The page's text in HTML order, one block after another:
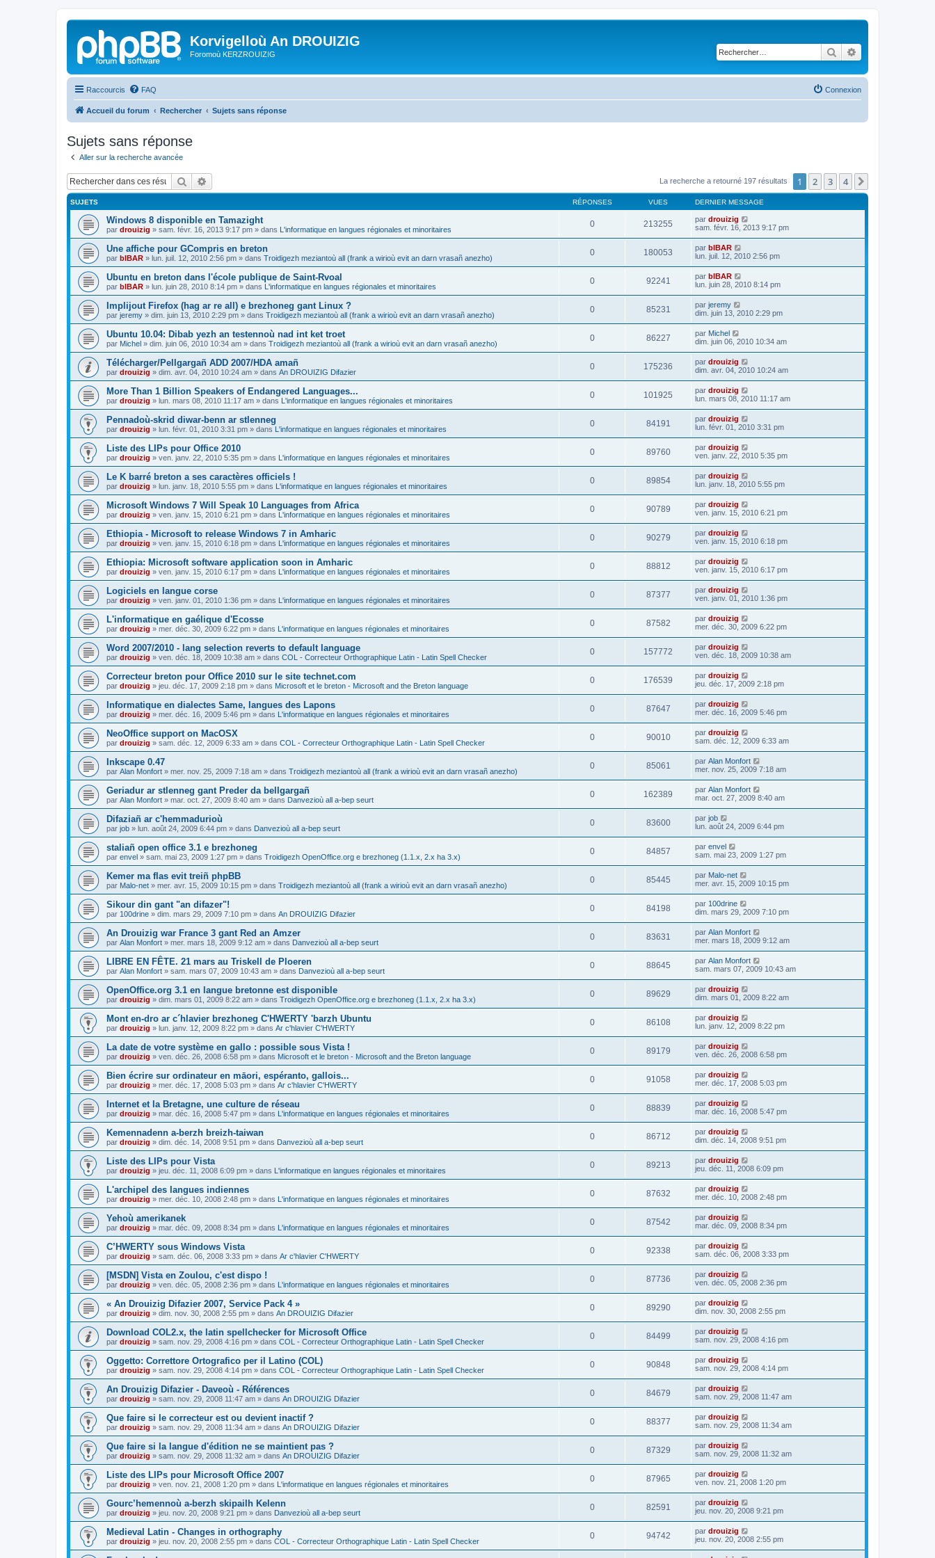
Korvigelloù An DROUIZIG
Foromoù KERZROUIZIG Rechercher
Raccourcis FAQ Connexion
Accueil du forum Rechercher Sujets sans réponse
Sujets sans réponse
Aller sur la recherche avancée
Rechercher La recherche a retourné 197 résultats 1 2 3 4
SUJETS RÉPONSES VUES DERNIER MESSAGE
Windows 8 disponible en Tamazight
par drouizig » sam. févr. 16, 2013 9:17 pm » dans L'informatique en langues régionales et minoritaires
0 213255 par drouizig
sam. févr. 16, 2013 9:17 pm
Une affiche pour GCompris en breton
par bIBAR » lun. juil. 12, 2010 2:56 pm » dans Troidigezh meziantoù all (frank a wirioù evit an darn vrasañ anezho)
0 180053 par bIBAR
lun. juil. 12, 2010 2:56 pm
Ubuntu en breton dans l'école publique de Saint-Rvoal
par bIBAR » lun. juin 28, 2010 8:14 pm » dans L'informatique en langues régionales et minoritaires
0 92241 par bIBAR
lun. juin 28, 2010 8:14 pm
Implijout Firefox (hag ar re all) e brezhoneg gant Linux ?
par jeremy » dim. juin 13, 2010 2:29 pm » dans Troidigezh meziantoù all (frank a wirioù evit an darn vrasañ anezho)
0 85231 par jeremy
dim. juin 13, 2010 2:29 pm
Ubuntu 10.04: Dibab yezh an testennoù nad int ket troet
par Michel » dim. juin 06, 2010 10:34 am » dans Troidigezh meziantoù all (frank a wirioù evit an darn vrasañ anezho)
0 86227 par Michel
dim. juin 06, 2010 10:34 am
Télécharger/Pellgargañ ADD 2007/HDA amañ
par drouizig » dim. avr. 04, 2010 10:24 am » dans An DROUIZIG Difazier
0 175236 par drouizig
dim. avr. 04, 2010 10:24 am
More Than 1 Billion Speakers of Endangered Languages...
par drouizig » lun. mars 08, 2010 11:17 am » dans L'informatique en langues régionales et minoritaires
0 101925 par drouizig
lun. mars 08, 2010 11:17 am
Pennadoù-skrid diwar-benn ar stlenneg
par drouizig » lun. févr. 01, 2010 3:31 pm » dans L'informatique en langues régionales et minoritaires
0 84191 par drouizig
lun. févr. 01, 2010 3:31 pm
Liste des LIPs pour Office 2010
par drouizig » ven. janv. 22, 2010 5:35 pm » dans L'informatique en langues régionales et minoritaires
0 89760 par drouizig
ven. janv. 22, 2010 5:35 pm
Le K barré breton a ses caractères officiels !
par drouizig » lun. janv. 18, 2010 5:55 pm » dans L'informatique en langues régionales et minoritaires
0 89854 par drouizig
lun. janv. 18, 2010 5:55 pm
Microsoft Windows 7 Will Speak 10 Languages from Africa
par drouizig » ven. janv. 15, 2010 6:21 pm » dans L'informatique en langues régionales et minoritaires
0 90789 par drouizig
ven. janv. 15, 2010 6:21 pm
Ethiopia - Microsoft to release Windows 7 in Amharic
par drouizig » ven. janv. 15, 2010 6:18 pm » dans L'informatique en langues régionales et minoritaires
0 90279 par drouizig
ven. janv. 15, 2010 6:18 pm
Ethiopia: Microsoft software application soon in Amharic
par drouizig » ven. janv. 15, 2010 6:17 pm » dans L'informatique en langues régionales et minoritaires
0 88812 par drouizig
ven. janv. 15, 2010 6:17 pm
Logiciels en langue corse
par drouizig » ven. janv. 01, 2010 1:36 pm » dans L'informatique en langues régionales et minoritaires
0 87377 par drouizig
ven. janv. 01, 2010 1:36 pm
L'informatique en gaélique d'Ecosse
par drouizig » mer. déc. 30, 2009 6:22 pm » dans L'informatique en langues régionales et minoritaires
0 87582 par drouizig
mer. déc. 30, 2009 6:22 pm
Word 2007/2010 - lang selection reverts to default language
par drouizig » ven. déc. 18, 2009 10:38 am » dans COL - Correcteur Orthographique Latin - Latin Spell Checker
0 157772 par drouizig
ven. déc. 18, 2009 10:38 am
Correcteur breton pour Office 2010 sur le site technet.com
par drouizig » jeu. déc. 17, 2009 2:18 pm » dans Microsoft et le breton - Microsoft and the Breton language
0 176539 par drouizig
jeu. déc. 17, 2009 2:18 pm
Informatique en dialectes Same, langues des Lapons
par drouizig » mer. déc. 16, 2009 5:46 pm » dans L'informatique en langues régionales et minoritaires
0 87647 par drouizig
mer. déc. 16, 2009 5:46 pm
NeoOffice support on MacOSX
par drouizig » sam. déc. 12, 2009 6:33 am » dans COL - Correcteur Orthographique Latin - Latin Spell Checker
0 90010 par drouizig
sam. déc. 12, 2009 6:33 am
Inkscape 0.47
par Alan Monfort » mer. nov. 25, 2009 7:18 am » dans Troidigezh meziantoù all (frank a wirioù evit an darn vrasañ anezho)
0 85061 par Alan Monfort
mer. nov. 25, 2009 7:18 am
Geriadur ar stlenneg gant Preder da bellgargañ
par Alan Monfort » mar. oct. 27, 2009 8:40 am » dans Danvezioù all a-bep seurt
0 162389 par Alan Monfort
mar. oct. 27, 2009 8:40 am
Difaziañ ar c'hemmadurioù
par job » lun. août 24, 2009 6:44 pm » dans Danvezioù all a-bep seurt
0 83600 par job
lun. août 24, 2009 6:44 pm
staliañ open office 3.1 e brezhoneg
par envel » sam. mai 23, 2009 1:27 pm » dans Troidigezh OpenOffice.org e brezhoneg (1.1.x, 2.x ha 3.x)
0 84857 par envel
sam. mai 23, 2009 1:27 pm
Kemer ma flas evit treiñ phpBB
par Malo-net » mer. avr. 15, 2009 10:15 pm » dans Troidigezh meziantoù all (frank a wirioù evit an darn vrasañ anezho)
0 85445 par Malo-net
mer. avr. 15, 2009 10:15 pm
Sikour din gant "an difazer"!
par 100drine » dim. mars 29, 2009 7:10 pm » dans An DROUIZIG Difazier
0 84198 par 100drine
dim. mars 29, 2009 7:10 pm
An Drouizig war France 3 gant Red an Amzer
par Alan Monfort » mer. mars 18, 2009 9:12 am » dans Danvezioù all a-bep seurt
0 83631 par Alan Monfort
mer. mars 18, 2009 9:12 am
LIBRE EN FÊTE. 21 mars au Triskell de Ploeren
par Alan Monfort » sam. mars 07, 2009 10:43 am » dans Danvezioù all a-bep seurt
0 88645 par Alan Monfort
sam. mars 07, 2009 10:43 am
OpenOffice.org 3.1 en langue bretonne est disponible
par drouizig » dim. mars 01, 2009 8:22 am » dans Troidigezh OpenOffice.org e brezhoneg (1.1.x, 2.x ha 3.x)
0 89629 par drouizig
dim. mars 01, 2009 8:22 am
Mont en-dro ar c´hlavier brezhoneg C'HWERTY 'barzh Ubuntu
par drouizig » lun. janv. 12, 2009 8:22 pm » dans Ar c'hlavier C'HWERTY
0 86108 par drouizig
lun. janv. 12, 2009 8:22 pm
La date de votre système en gallo : possible sous Vista !
par drouizig » ven. déc. 26, 2008 6:58 pm » dans Microsoft et le breton - Microsoft and the Breton language
0 89179 par drouizig
ven. déc. 26, 2008 6:58 pm
Bien écrire sur ordinateur en māori, espéranto, gallois...
par drouizig » mer. déc. 17, 2008 5:03 pm » dans Ar c'hlavier C'HWERTY
0 91058 par drouizig
mer. déc. 17, 2008 5:03 pm
Internet et la Bretagne, une culture de réseau
par drouizig » mar. déc. 16, 2008 5:47 pm » dans L'informatique en langues régionales et minoritaires
0 88839 par drouizig
mar. déc. 16, 2008 5:47 pm
Kemennadenn a-berzh breizh-taiwan
par drouizig » dim. déc. 14, 2008 9:51 pm » dans Danvezioù all a-bep seurt
0 86712 par drouizig
dim. déc. 14, 2008 9:51 pm
Liste des LIPs pour Vista
par drouizig » jeu. déc. 11, 2008 6:09 pm » dans L'informatique en langues régionales et minoritaires
0 89213 par drouizig
jeu. déc. 11, 2008 6:09 pm
L'archipel des langues indiennes
par drouizig » mer. déc. 10, 2008 2:48 pm » dans L'informatique en langues régionales et minoritaires
0 87632 par drouizig
mer. déc. 10, 2008 2:48 pm
Yehoù amerikanek
par drouizig » mar. déc. 09, 2008 8:34 pm » dans L'informatique en langues régionales et minoritaires
0 87542 par drouizig
mar. déc. 09, 2008 8:34 pm
C’HWERTY sous Windows Vista
par drouizig » sam. déc. 06, 2008 3:33 pm » dans Ar c'hlavier C'HWERTY
0 92338 par drouizig
sam. déc. 06, 2008 3:33 pm
[MSDN] Vista en Zoulou, c'est dispo !
par drouizig » ven. déc. 05, 2008 2:36 pm » dans L'informatique en langues régionales et minoritaires
0 87736 par drouizig
ven. déc. 05, 2008 2:36 pm
« An Drouizig Difazier 2007, Service Pack 4 »
par drouizig » dim. nov. 30, 2008 2:55 pm » dans An DROUIZIG Difazier
0 89290 par drouizig
dim. nov. 30, 2008 2:55 pm
Download COL2.x, the latin spellchecker for Microsoft Office
par drouizig » sam. nov. 29, 2008 4:16 pm » dans COL - Correcteur Orthographique Latin - Latin Spell Checker
0 84499 par drouizig
sam. nov. 29, 2008 4:16 pm
Oggetto: Correttore Ortografico per il Latino (COL)
par drouizig » sam. nov. 29, 2008 4:14 pm » dans COL - Correcteur Orthographique Latin - Latin Spell Checker
0 90848 par drouizig
sam. nov. 29, 2008 4:14 pm
An Drouizig Difazier - Daveoù - Références
par drouizig » sam. nov. 29, 2008 11:47 am » dans An DROUIZIG Difazier
0 84679 par drouizig
sam. nov. 29, 2008 11:47 am
Que faire si le correcteur est ou devient inactif ?
par drouizig » sam. nov. 29, 2008 11:34 am » dans An DROUIZIG Difazier
0 88377 par drouizig
sam. nov. 29, 2008 11:34 am
Que faire si la langue d'édition ne se maintient pas ?
par drouizig » sam. nov. 29, 2008 11:32 am » dans An DROUIZIG Difazier
0 87329 par drouizig
sam. nov. 29, 2008 11:32 am
Liste des LIPs pour Microsoft Office 2007
par drouizig » ven. nov. 21, 2008 1:20 pm » dans L'informatique en langues régionales et minoritaires
0 87965 par drouizig
ven. nov. 21, 2008 1:20 pm
Gourc’hemennoù a-berzh skipailh Kelenn
par drouizig » jeu. nov. 20, 2008 9:21 pm » dans Danvezioù all a-bep seurt
0 82591 par drouizig
jeu. nov. 20, 2008 9:21 pm
Medieval Latin - Changes in orthography
par drouizig » jeu. nov. 20, 2008 2:55 pm » dans COL - Correcteur Orthographique Latin - Latin Spell Checker
0 94742 par drouizig
jeu. nov. 20, 2008 2:55 pm